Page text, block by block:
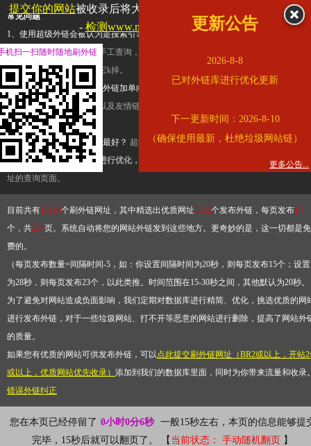
常见问题
1、使用超级外链会被认为是搜索引擎优化作弊吗？ 超级外链只是一个简便而集成
查询工具，模拟的是正常手工查询，不是作弊。如果是作弊，那您可以使用超级外
推广竞争对手的网址，让它k掉。
2、网站优化单纯依靠超级外链加单向链接可行吗？
链，需要结合普通的外链以及友情链接，您可以到站长论坛发布外链，到友情链接
台交换友情链接。
3、如何使用超级外链效果最好？ 超级外链不同于普通的外链，它是动态的链接，
有频繁使用超级外链工具进行优化，才能获得稳定的外链
，最终使搜索引擎收录带
址的查询页面。
目前共有13264个刷外链网址，其中精选出优质网址3332个发布外链，每页发布10
个，共334页。系统自动将您的网站外链发到这些地方。更奇妙的是，这一切都是免
费的。
（每页发布数量=间隔时间-5，如：你设置间隔时间为20秒，则每页发布15个；设置
为28秒，则每页发布23个，以此类推。时间范围在15-30秒之间，其他默认为20秒
为了避免对网站造成负面影响，我们定期对数据库进行精简、优化，挑选优质的网
进行发布外链，对于一些垃圾网站、打不开等恶意的网站进行删除，提高了网站外
的质量。
如果您有优质的网站可供发布外链，可以点此提交刷外链网址（BR2或以上，开站
或以上，优质网站优先收录） 添加到我们的数据库里面，同时为你带来流量和收录
错误外链纠正
您在本页已经停留了 0小时0分6秒
一般15秒左右，本页的信息能够提
完毕，15秒后就可以翻页了。 【 当前状态： 手动随机翻页 】
提交你的网站被收录后将大幅提升流量和外链，
查看展示页面
- 检测www.mogu.com是否收录更新公告
2026-8-8
已对外链库进行优化更新
下一更新时间：2026-8-10
（确保使用最新，杜绝垃圾网站链）
更多公告...
机扫一扫随时随地刷外链